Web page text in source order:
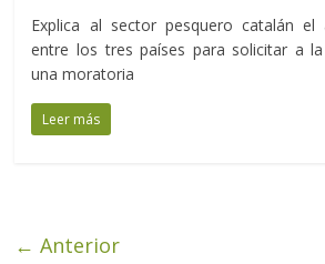
Explica al sector pesquero catalán el
entre los tres países para solicitar a
una moratoria
Leer más
← Anterior